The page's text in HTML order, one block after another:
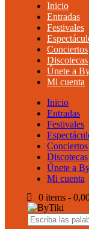
Inicio
Entradas
Festivales
Conciertos
Discotecas
Únete a
Mi cuenta
Inicio
Entradas
Festivales
Conciertos
Discotecas
Únete a
Mi cuenta
0 items -